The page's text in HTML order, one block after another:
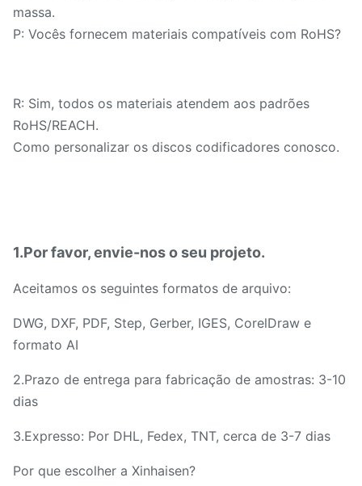
massa.
P: Vocês fornecem materiais compatíveis com RoHS?
R: Sim, todos os materiais atendem aos padrões
RoHS/REACH.
Como personalizar os discos codificadores conosco.
1.Por favor, envie-nos o seu projeto.
Aceitamos os seguintes formatos de arquivo:
DWG, DXF, PDF, Step, Gerber, IGES, CorelDraw e
formato AI
2.Prazo de entrega para fabricação de amostras: 3-10
dias
3.Expresso: Por DHL, Fedex, TNT, cerca de 3-7 dias
Por que escolher a Xinhaisen?